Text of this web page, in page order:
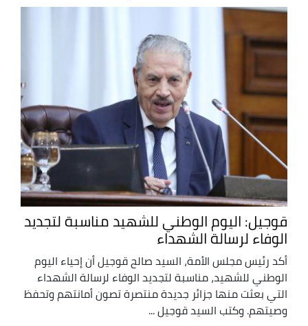
قوجيل: اليوم الوطني للشهيد مناسبة لتجديد
الوفاء لرسالة الشهداء
أكد رئيس مجلس الأمة، السيد صالح قوجيل أن إحياء اليوم
الوطني للشهيد، مناسبة لتجديد الوفاء لرسالة الشهداء
التي بعثت منها جزائر جديدة منتصرة تصون أمانتهم وتحفظ
وصيتهم. وكتب السيد قوجيل ...